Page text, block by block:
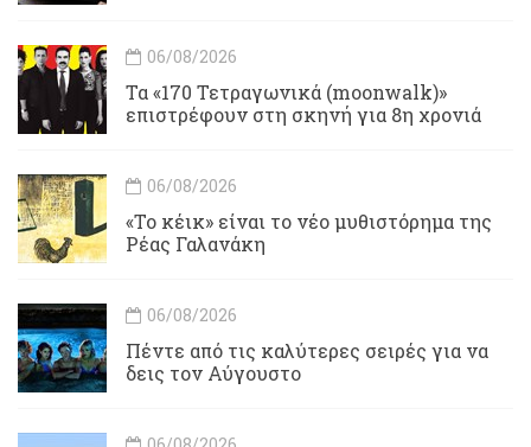
06/08/2026
Τα «170 Τετραγωνικά (moonwalk)»
επιστρέφουν στη σκηνή για 8η χρονιά
06/08/2026
«Το κέικ» είναι το νέο μυθιστόρημα της
Ρέας Γαλανάκη
06/08/2026
Πέντε από τις καλύτερες σειρές για να
δεις τον Αύγουστο